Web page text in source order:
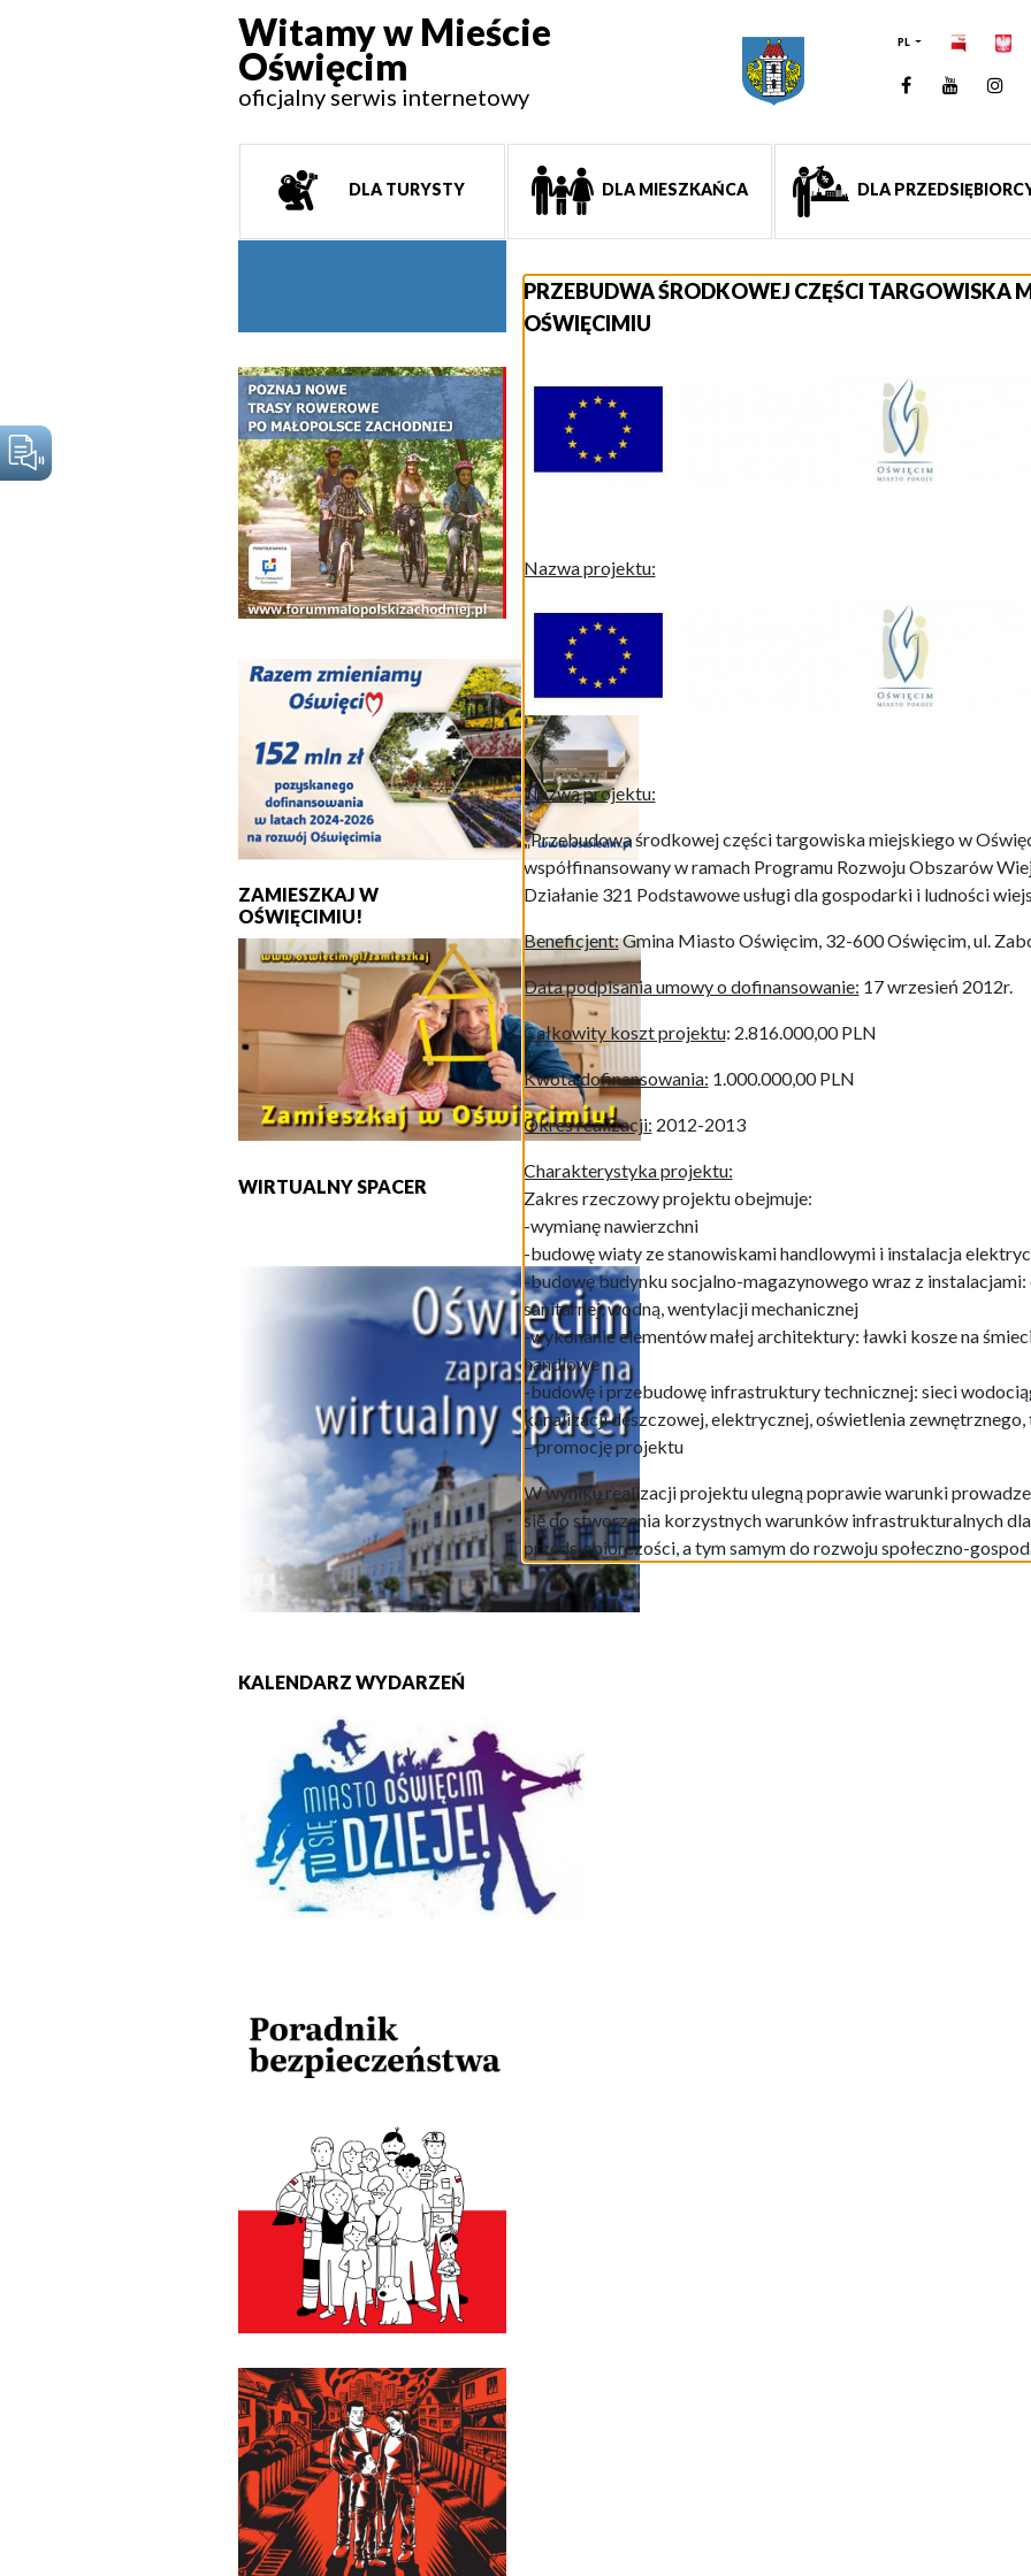
Witamy w Mieście
Oświęcim
oficjalny serwis internetowy
PL
Facebook
DLA TURYSTY DLA MIESZKAŃCA DLA
ZAMIESZKAJ W
OŚWIĘCIMIU!
WIRTUALNY SPACER
KALENDARZ WYDARZEŃ
PRZEBUDWA ŚRODKOWEJ CZĘŚCI TARGOWISKA
OŚWIĘCIMIU
Nazwa projektu:
Nazwa projektu:
„Przebudowa środkowej części targowiska miejskiego w
współfinansowany w ramach Programu Rozwoju Obszarów
Działanie 321 Podstawowe usługi dla gospodarki i ludności
Beneficjent:Gmina Miasto Oświęcim, 32-600 Oświęcim, ul.
Data podpisania umowy o dofinansowanie: 17 wrzesień 2012r.
Całkowity koszt projektu: 2.816.000,00 PLN
Kwota dofinansowania: 1.000.000,00 PLN
Okres realizacji: 2012-2013
Charakterystyka projektu:
Zakres rzeczowy projektu obejmuje:
-wymianę nawierzchni
-budowę wiaty ze stanowiskami handlowymi i instalacja
-budowę budynku socjalno-magazynowego wraz z
sanitarnej, wodną, wentylacji mechanicznej
-wykonanie elementów małej architektury: ławki kosze na
handlowe
-budowę i przebudowę infrastruktury technicznej: sieci
kanalizacji deszczowej, elektrycznej, oświetlenia zewnętrznego,
– promocję projektu
W wyniku realizacji projektu ulegną poprawie warunki
się do stworzenia korzystnych warunków infrastrukturalnych
przedsiębiorczości, a tym samym do rozwoju społeczno-